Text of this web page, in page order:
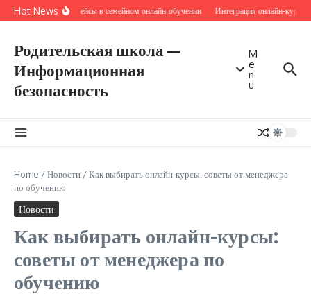
Перейти к содержанию
Hot NewsМикрокейсы в семейном онлайн‑обучении Интеграция онлайн-
Родительская школа —
Информационная
безопасность
M
e
n
u
Home /Новости /Как выбирать онлайн-курсы: советы от менеджера
по обучению
Новости
Как выбирать онлайн-курсы:
советы от менеджера по
обучению